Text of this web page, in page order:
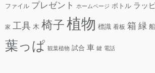
ファイル プレゼント ホームページ ボトル ラッ
家 工具 木 椅子植物 標識 看板 箱 緑 船
葉っぱ 観葉植物 試合 車 鍵 電話